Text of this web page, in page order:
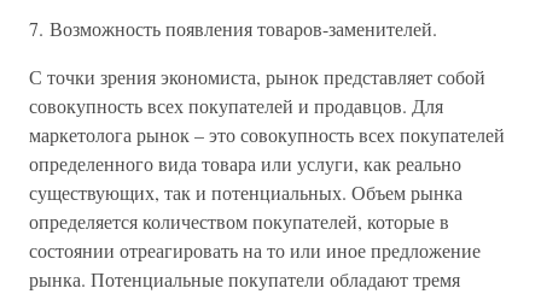
7. Возможность появления товаров-заменителей.
С точки зрения экономиста, рынок представляет собой
совокупность всех покупателей и продавцов. Для
маркетолога рынок – это совокупность всех покупателей
определенного вида товара или услуги, как реально
существующих, так и потенциальных. Объем рынка
определяется количеством покупателей, которые в
состоянии отреагировать на то или иное предложение
рынка. Потенциальные покупатели обладают тремя